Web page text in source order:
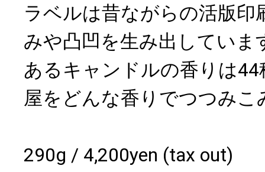
ラベルは昔ながらの活版印
みや凸凹を生み出していま
あるキャンドルの香りは
屋をどんな香りでつつみこ
290g / 4,200yen (tax out)